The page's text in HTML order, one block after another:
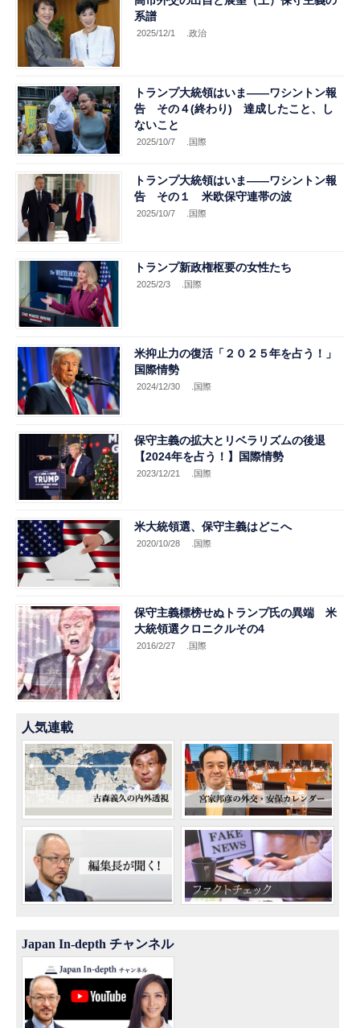
系譜
2025/12/1 .政治
トランプ大統領はいま――ワシントン報
告 その４(終わり) 達成したこと、し
ないこと
2025/10/7 .国際
トランプ大統領はいま――ワシントン報
告 その１ 米欧保守連帯の波
2025/10/7 .国際
トランプ新政権枢要の女性たち
2025/2/3 .国際
米抑止力の復活「２０２５年を占う！」
国際情勢
2024/12/30 .国際
保守主義の拡大とリベラリズムの後退
【2024年を占う！】国際情勢
2023/12/21 .国際
米大統領選、保守主義はどこへ
2020/10/28 .国際
保守主義標榜せぬトランプ氏の異端 米
大統領選クロニクルその4
2016/2/27 .国際
人気連載
Japan In-depth チャンネル